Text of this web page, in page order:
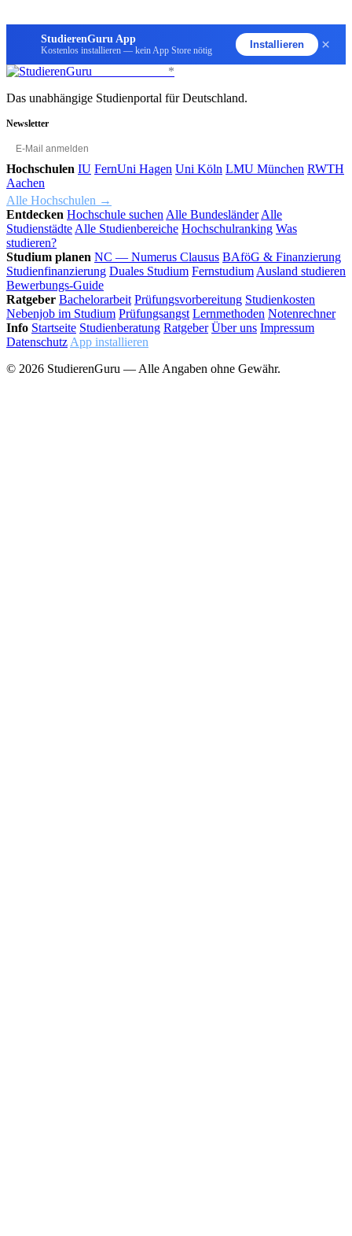
StudierenGuru App
Kostenlos installieren — kein App Store nötig Installieren ×
*
Das unabhängige Studienportal für Deutschland.
Newsletter
Hochschulen IU FernUni Hagen Uni Köln LMU München RWTH
Aachen
Alle Hochschulen →
Entdecken Hochschule suchen Alle Bundesländer Alle
Studienstädte Alle Studienbereiche Hochschulranking Was
studieren?
Studium planen NC — Numerus Clausus BAföG & Finanzierung
Studienfinanzierung Duales Studium Fernstudium Ausland studieren
Bewerbungs-Guide
Ratgeber Bachelorarbeit Prüfungsvorbereitung Studienkosten
Nebenjob im Studium Prüfungsangst Lernmethoden Notenrechner
Info Startseite Studienberatung Ratgeber Über uns Impressum
Datenschutz App installieren
© 2026 StudierenGuru — Alle Angaben ohne Gewähr.